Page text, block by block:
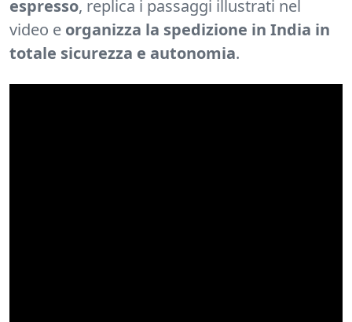
espresso, replica i passaggi illustrati nel
video e organizza la spedizione in India in
totale sicurezza e autonomia.